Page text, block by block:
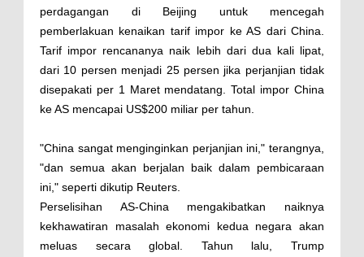
perdagangan di Beijing untuk mencegah
pemberlakuan kenaikan tarif impor ke AS dari China.
Tarif impor rencananya naik lebih dari dua kali lipat,
dari 10 persen menjadi 25 persen jika perjanjian tidak
disepakati per 1 Maret mendatang. Total impor China
ke AS mencapai US$200 miliar per tahun.
"China sangat menginginkan perjanjian ini," terangnya,
"dan semua akan berjalan baik dalam pembicaraan
ini," seperti dikutip Reuters.
Perselisihan AS-China mengakibatkan naiknya
kekhawatiran masalah ekonomi kedua negara akan
meluas secara global. Tahun lalu, Trump